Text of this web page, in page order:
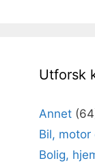
Utforsk
Annet
Bil,
Bolig,